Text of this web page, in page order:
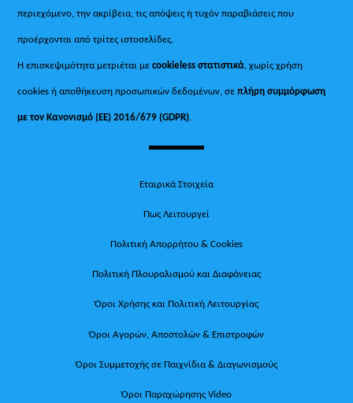
περιεχόμενο, την ακρίβεια, τις απόψεις ή τυχόν παραβιάσεις που
προέρχονται από τρίτες ιστοσελίδες.
Η επισκεψιμότητα μετριέται μεcookieless στατιστικά, χωρίς χρήση
cookies ή αποθήκευση προσωπικών δεδομένων, σεπλήρη συμμόρφωση
με τον Κανονισμό (ΕΕ) 2016/679 (GDPR).
Εταιρικά Στοιχεία
Πως Λειτουργεί
Πολιτική Απορρήτου & Cookies
Πολιτική Πλουραλισμού και Διαφάνειας
Όροι Χρήσης και Πολιτική Λειτουργίας
Όροι Αγορών, Αποστολών & Επιστροφών
Όροι Συμμετοχής σε Παιχνίδια & Διαγωνισμούς
Όροι Παραχώρησης Video